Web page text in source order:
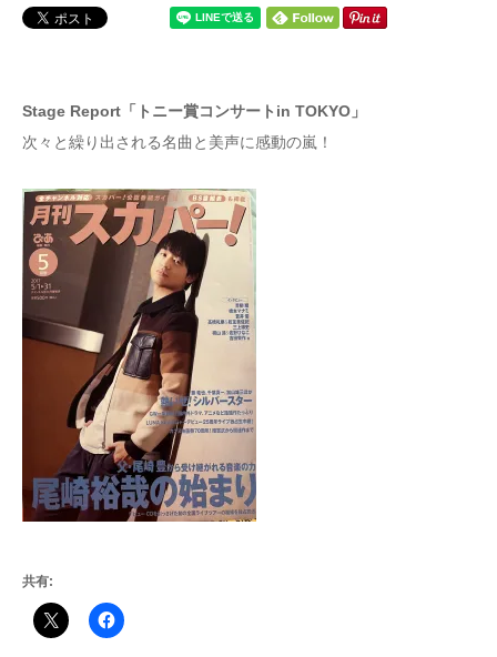
Stage Report「トニー賞コンサートin TOKYO」
次々と繰り出される名曲と美声に感動の嵐！
共有: